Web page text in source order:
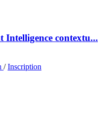
Intelligence contextu...
/Inscription